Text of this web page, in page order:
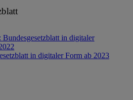
Bundesgesetzblatt in digitaler
in digitaler Form ab 2023